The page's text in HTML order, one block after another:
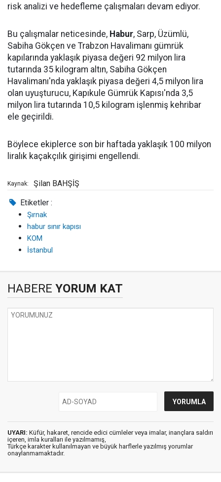
risk analizi ve hedefleme çalışmaları devam ediyor.
Bu çalışmalar neticesinde, Habur, Sarp, Üzümlü,
Sabiha Gökçen ve Trabzon Havalimanı gümrük
kapılarında yaklaşık piyasa değeri 92 milyon lira
tutarında 35 kilogram altın, Sabiha Gökçen
Havalimanı'nda yaklaşık piyasa değeri 4,5 milyon lira
olan uyuşturucu, Kapıkule Gümrük Kapısı'nda 3,5
milyon lira tutarında 10,5 kilogram işlenmiş kehribar
ele geçirildi.
Böylece ekiplerce son bir haftada yaklaşık 100 milyon
liralık kaçakçılık girişimi engellendi.
Kaynak: Şilan BAHŞİŞ
Etiketler :
Şırnak
habur sınır kapısı
KOM
İstanbul
HABERE YORUM KAT
UYARI: Küfür, hakaret, rencide edici cümleler veya imalar, inançlara saldırı
içeren, imla kuralları ile yazılmamış,
Türkçe karakter kullanılmayan ve büyük harflerle yazılmış yorumlar
onaylanmamaktadır.